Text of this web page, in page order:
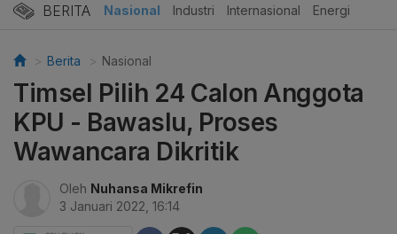
BERITA Nasional Industri Internasional Energi
Berita Nasional
Timsel Pilih 24 Calon Anggota
KPU - Bawaslu, Proses
Wawancara Dikritik
Oleh Nuhansa Mikrefin
3 Januari 2022, 16:14